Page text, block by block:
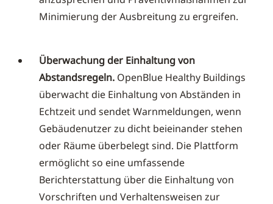
Minimierung der Ausbreitung zu ergreifen.
Überwachung der Einhaltung von
Abstandsregeln. OpenBlue Healthy Buildings
überwacht die Einhaltung von Abständen in
Echtzeit und sendet Warnmeldungen, wenn
Gebäudenutzer zu dicht beieinander stehen
oder Räume überbelegt sind. Die Plattform
ermöglicht so eine umfassende
Berichterstattung über die Einhaltung von
Vorschriften und Verhaltensweisen zur